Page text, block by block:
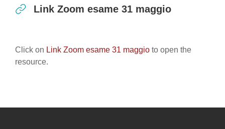
Link Zoom esame 31 maggio
Click on Link Zoom esame 31 maggio to open the
resource.